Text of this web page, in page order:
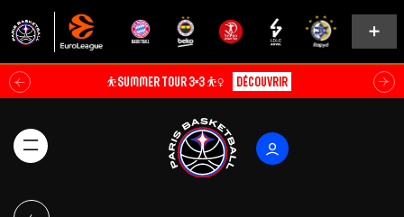
⛹️SUMMER TOUR 3×3 ⛹️‍♀️ Découvrir